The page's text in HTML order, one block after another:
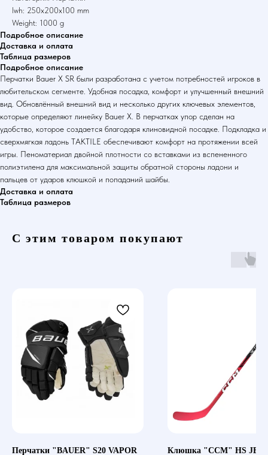
lwh: 250x200x100 mm
Weight: 1000 g
Подробное описание
Доставка и оплата
Таблица размеров
Подробное описание
Перчатки Bauer X SR были разработана с учетом потребностей игроков в
любительском сегменте. Удобная посадка, комфорт и улучшенный внешний
вид. Обновлённый внешний вид и несколько других ключевых элементов,
которые определяют линейку Bauer X. В перчатках упор сделан на
удобство, которое создается благодаря клиновидной посадке. Подкладка и
сверхмягкая ладонь TAKTILE обеспечивают комфорт на протяжении всей
игры. Пеноматериал двойной плотности со вставками из вспененного
полиэтилена для максимальной защиты обратной стороны ладони и
пальцев от ударов клюшкой и попаданий шайбы.
Доставка и оплата
Таблица размеров
С этим товаром покупают
Перчатки "BAUER" S20 VAPOR Клюшка "CCM" HS